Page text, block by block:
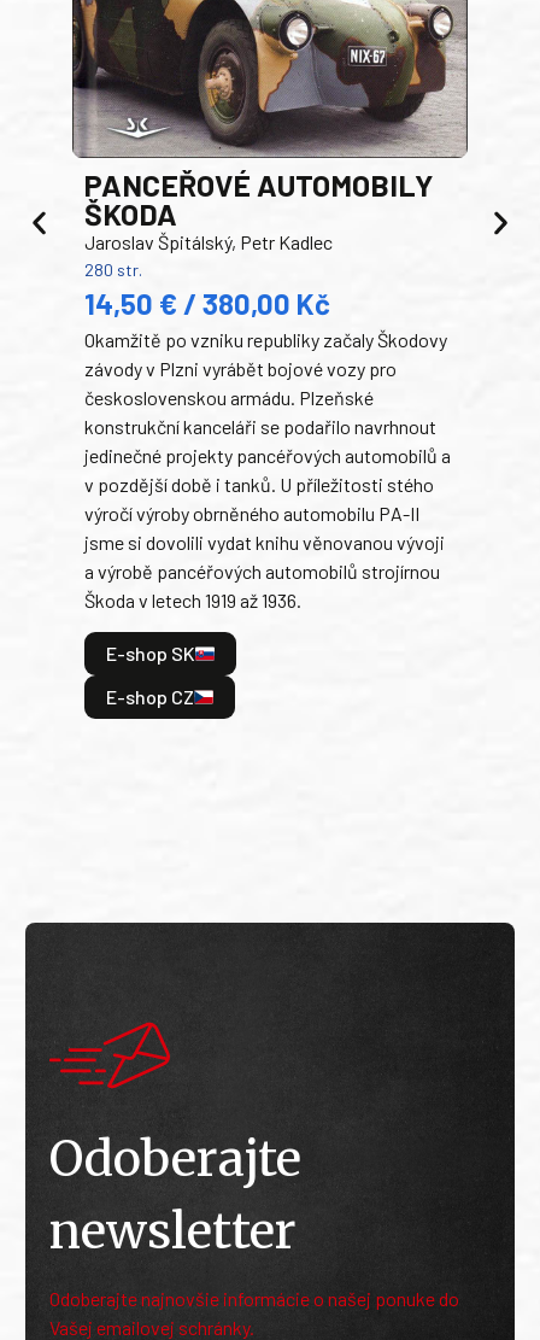
PANCEŘOVÉ AUTOMOBILY
ŠKODA
Jaroslav Špitálský, Petr Kadlec
280 str.
14,50 € / 380,00 Kč
Okamžitě po vzniku republiky začaly Škodovy
závody v Plzni vyrábět bojové vozy pro
československou armádu. Plzeňské
konstrukční kanceláři se podařilo navrhnout
jedinečné projekty pancéřových automobilů a
v pozdější době i tanků. U příležitosti stého
výročí výroby obrněného automobilu PA-II
jsme si dovolili vydat knihu věnovanou vývoji
a výrobě pancéřových automobilů strojírnou
Škoda v letech 1919 až 1936.
E-shop SK
E-shop CZ
Odoberajte
newsletter
Odoberajte najnovšie informácie o našej ponuke do
Vašej emailovej schránky.